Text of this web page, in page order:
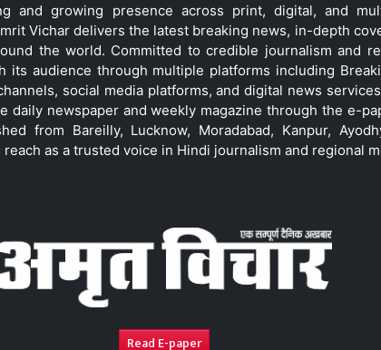
and growing presence across print, digital, and
Vichar delivers the latest breaking news, in-depth
the world. Committed to credible journalism and
its audience through multiple platforms including
social media platforms, and digital news
daily newspaper and weekly magazine through the e-
from Bareilly, Lucknow, Moradabad, Kanpur,
as a trusted voice in Hindi journalism and regional
Read E-paper